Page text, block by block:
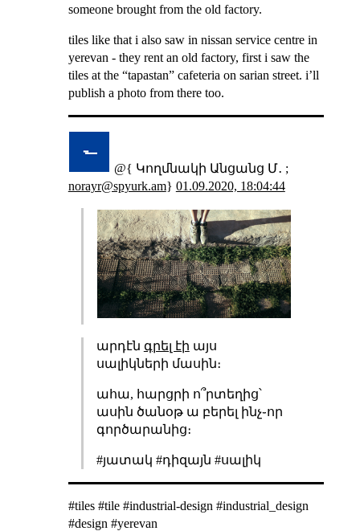
someone brought from the old factory.
tiles like that i also saw in nissan service centre in
yerevan - they rent an old factory, first i saw the
tiles at the “tapastan” cafeteria on sarian street. i’ll
publish a photo from there too.
@{ Կողմնակի Անցանց Մ․ ;
norayr@spyurk.am} 01.09.2020, 18:04:44
արդէն գրել էի այս
սալիկների մասին։
ահա, հարցրի ո՞րտեղից՝
ասին ծանօթ ա բերել ինչ֊որ
գործարանից։
#յատակ #դիզայն #սալիկ
#tiles #tile #industrial-design #industrial_design
#design #yerevan